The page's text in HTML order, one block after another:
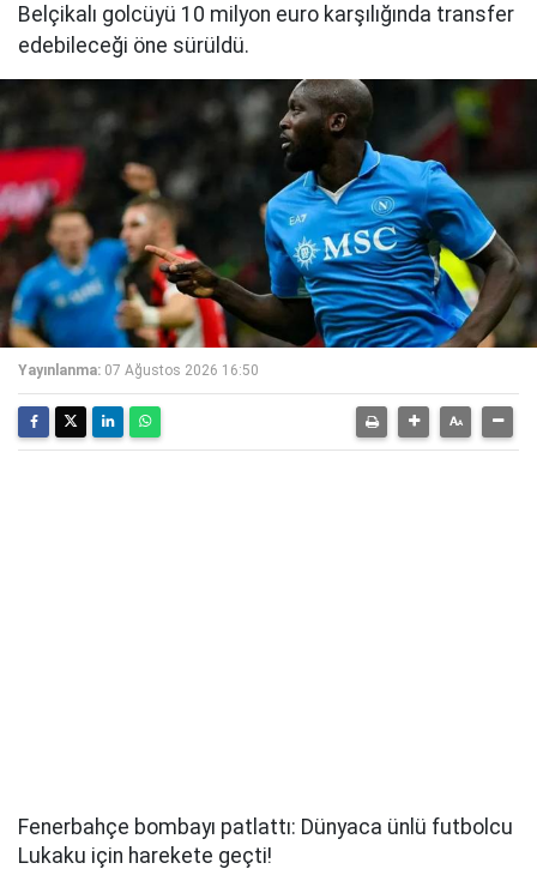
Belçikalı golcüyü 10 milyon euro karşılığında transfer
edebileceği öne sürüldü.
Yayınlanma: 07 Ağustos 2026 16:50
Fenerbahçe bombayı patlattı: Dünyaca ünlü futbolcu
Lukaku için harekete geçti!